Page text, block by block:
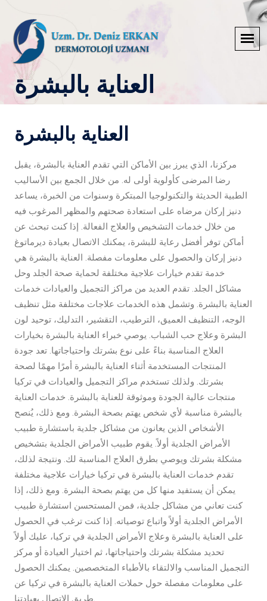
العناية بالبشرة
العناية بالبشرة
مركزنا، الذي يبرز بين الأماكن التي تقدم العناية بالبشرة، يقبل
رضا المرضى كأولوية أولى له. من خلال الجمع بين الأساليب
الطبية الحديثة والتكنولوجيا المبتكرة وسنوات من الخبرة، يساعد
دنيز إركان مرضاه على استعادة صحتهم والمظهر المرغوب فيه
من خلال خدمات التشخيص والعلاج الفعالة. إذا كنت تبحث عن
أماكن توفر أفضل رعاية للبشرة، يمكنك الاتصال بعيادة ديرماتوغ
دنيز إركان والحصول على معلومات مفصلة. العناية بالبشرة هي
خدمة تقدم خيارات علاجية مختلفة لحماية صحة الجلد وحل
مشاكل الجلد. تقدم العديد من مراكز التجميل والعيادات خدمات
العناية بالبشرة. وتشمل هذه الخدمات علاجات مختلفة مثل تنظيف
الوجه، التنظيف العميق، الترطيب، التقشير، التدليك، توحيد لون
البشرة وعلاج حب الشباب. يوصي خبراء العناية بالبشرة بخيارات
العلاج المناسبة بناءً على نوع بشرتك واحتياجاتها. تعد جودة
المنتجات المستخدمة أثناء العناية بالبشرة أمرًا مهمًا لصحة
بشرتك. ولذلك تستخدم مراكز التجميل والعيادات في تركيا
منتجات عالية الجودة وموثوقة للعناية بالبشرة. خدمات العناية
بالبشرة مناسبة لأي شخص يهتم بصحة البشرة. ومع ذلك، يُنصح
الأشخاص الذين يعانون من مشاكل جلدية باستشارة طبيب
الأمراض الجلدية أولاً. يقوم طبيب الأمراض الجلدية بتشخيص
مشكلة بشرتك ويوصي بطرق العلاج المناسبة لك. ونتيجة لذلك،
تقدم خدمات العناية بالبشرة في تركيا خيارات علاجية مختلفة
يمكن أن يستفيد منها كل من يهتم بصحة البشرة. ومع ذلك، إذا
كنت تعاني من مشاكل جلدية، فمن المستحسن استشارة طبيب
الأمراض الجلدية أولاً واتباع توصياته. إذا كنت ترغب في الحصول
على العناية بالبشرة وعلاج الأمراض الجلدية في تركيا، عليك أولاً
تحديد مشكلة بشرتك واحتياجاتها، ثم اختيار العيادة أو مركز
التجميل المناسب والالتقاء بالأطباء المتخصصين. يمكنك الحصول
على معلومات مفصلة حول حملات العناية بالبشرة في تركيا عن
طريق الاتصال بعيادتنا.